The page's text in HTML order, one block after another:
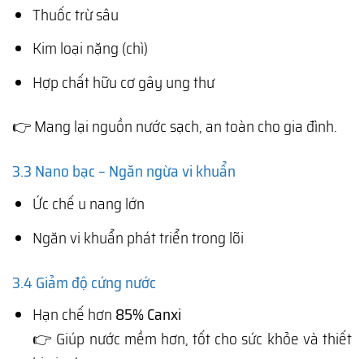
Thuốc trừ sâu
Kim loại nặng (chì)
Hợp chất hữu cơ gây ung thư
👉 Mang lại nguồn nước sạch, an toàn cho gia đình.
3.3 Nano bạc – Ngăn ngừa vi khuẩn
Ức chế u nang lớn
Ngăn vi khuẩn phát triển trong lõi
3.4 Giảm độ cứng nước
Hạn chế hơn 85% Canxi
👉 Giúp nước mềm hơn, tốt cho sức khỏe và thiết